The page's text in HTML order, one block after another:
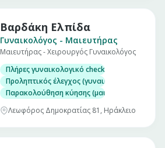
Βαρδάκη Ελπίδα
Γυναικολόγος - Μαιευτήρας
Μαιευτήρας - Χειρουργός Γυναικολόγος
Πλήρες γυναικολογικό check up (επίσκεψη)
Προληπτικός έλεγχος (γυναικολογικός
Παρακολούθηση κύησης (μαιευτικός
Λεωφόρος Δημοκρατίας 81, Ηράκλειο